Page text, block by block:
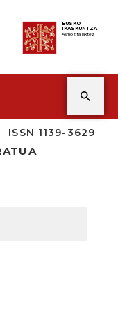
EUSKO
IKASKUNTZA
Asmoz ta jakitez
ISSN 1139-3629